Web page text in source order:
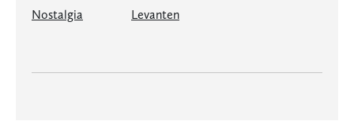
Nostalgia Levanten